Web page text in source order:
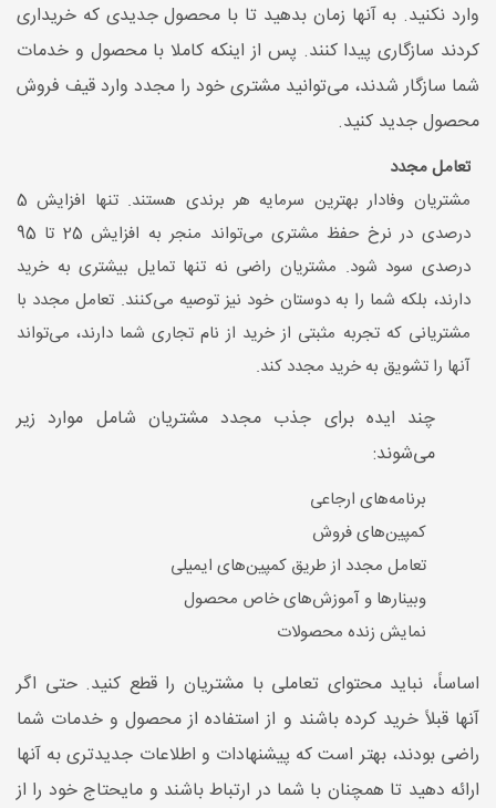
وارد نکنید. به آنها زمان بدهید تا با محصول جدیدی که خریداری
کردند سازگاری پیدا کنند. پس از اینکه کاملا با محصول و خدمات
شما سازگار شدند، می‌توانید مشتری خود را مجدد وارد قیف فروش
محصول جدید کنید.
تعامل مجدد
مشتریان وفادار بهترین سرمایه هر برندی هستند. تنها افزایش 5
درصدی در نرخ حفظ مشتری می‌تواند منجر به افزایش 25 تا 95
درصدی سود شود. مشتریان راضی نه تنها تمایل بیشتری به خرید
دارند، بلکه شما را به دوستان خود نیز توصیه می‌کنند. تعامل مجدد با
مشتریانی که تجربه مثبتی از خرید از نام تجاری شما دارند، می‌تواند
آنها را تشویق به خرید مجدد کند.
چند ایده برای جذب مجدد مشتریان شامل موارد زیر
می‌شوند:
برنامه‌های ارجاعی
کمپین‌های فروش
تعامل مجدد از طریق کمپین‌های ایمیلی
وبینارها و آموزش‌های خاص محصول
نمایش زنده محصولات
اساساً، نباید محتوای تعاملی با مشتریان را قطع کنید. حتی اگر
آنها قبلاً خرید کرده باشند و از استفاده از محصول و خدمات شما
راضی بودند، بهتر است که پیشنهادات و اطلاعات جدیدتری به آنها
ارائه دهید تا همچنان با شما در ارتباط باشند و مایحتاج خود را از